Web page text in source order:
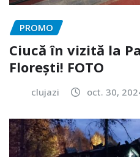
PROMO
Ciucă în vizită la
Florești! FOTO
clujazi oct. 30,